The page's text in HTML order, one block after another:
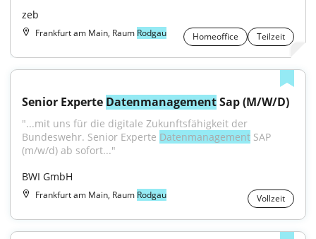
zeb
Frankfurt am Main, Raum Rodgau Homeoffice Teilzeit
Senior Experte Datenmanagement Sap (M/W/D)
"...mit uns für die digitale Zukunftsfähigkeit der
Bundeswehr. Senior Experte Datenmanagement SAP
(m/w/d) ab sofort..."
BWI GmbH
Frankfurt am Main, Raum Rodgau Vollzeit